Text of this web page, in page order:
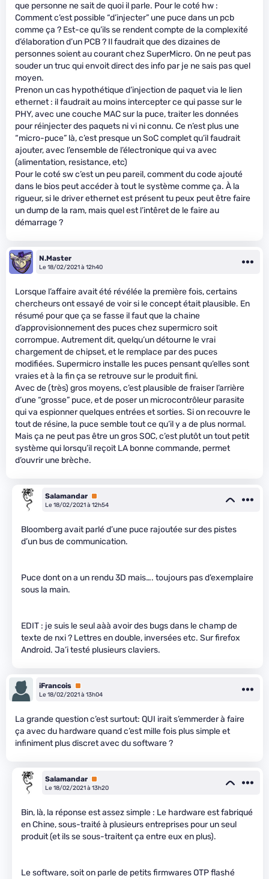
que personne ne sait de quoi il parle. Pour le coté hw :
Comment c’est possible “d’injecter” une puce dans un pcb
comme ça ? Est-ce qu’ils se rendent compte de la complexité
d’élaboration d’un PCB ? Il faudrait que des dizaines de
personnes soient au courant chez SuperMicro. On ne peut pas
souder un truc qui envoit direct des info par je ne sais pas quel
moyen.
Prenon un cas hypothétique d’injection de paquet via le lien
ethernet : il faudrait au moins intercepter ce qui passe sur le
PHY, avec une couche MAC sur la puce, traiter les données
pour réinjecter des paquets ni vi ni connu. Ce n’est plus une
“micro-puce” là, c’est presque un SoC complet qu’il faudrait
ajouter, avec l’ensemble de l’électronique qui va avec
(alimentation, resistance, etc)
Pour le coté sw c’est un peu pareil, comment du code ajouté
dans le bios peut accéder à tout le système comme ça. À la
rigueur, si le driver ethernet est présent tu peux peut être faire
un dump de la ram, mais quel est l’intêret de le faire au
démarrage ?
N.Master
Le 18/02/2021 à 12h40
Lorsque l’affaire avait été révélée la première fois, certains
chercheurs ont essayé de voir si le concept était plausible. En
résumé pour que ça se fasse il faut que la chaine
d’approvisionnement des puces chez supermicro soit
corrompue. Autrement dit, quelqu’un détourne le vrai
chargement de chipset, et le remplace par des puces
modifiées. Supermicro installe les puces pensant qu’elles sont
vraies et à la fin ça se retrouve sur le produit fini.
Avec de (très) gros moyens, c’est plausible de fraiser l’arrière
d’une “grosse” puce, et de poser un microcontrôleur parasite
qui va espionner quelques entrées et sorties. Si on recouvre le
tout de résine, la puce semble tout ce qu’il y a de plus normal.
Mais ça ne peut pas être un gros SOC, c’est plutôt un tout petit
système qui lorsqu’il reçoit LA bonne commande, permet
d’ouvrir une brèche.
Salamandar Premium
Le 18/02/2021 à 12h54
Bloomberg avait parlé d’une puce rajoutée sur des pistes
d’un bus de communication.
Puce dont on a un rendu 3D mais…. toujours pas d’exemplaire
sous la main.
EDIT : je suis le seul aàà avoir des bugs dans le champ de
texte de nxi ? Lettres en double, inversées etc. Sur firefox
Android. Ja’i testé plusieurs claviers.
iFrancois Premium
Le 18/02/2021 à 13h04
La grande question c’est surtout: QUI irait s’emmerder à faire
ça avec du hardware quand c’est mille fois plus simple et
infiniment plus discret avec du software ?
Salamandar Premium
Le 18/02/2021 à 13h20
Bin, là, la réponse est assez simple : Le hardware est fabriqué
en Chine, sous-traité à plusieurs entreprises pour un seul
produit (et ils se sous-traitent ça entre eux en plus).
Le software, soit on parle de petits firmwares OTP flashé